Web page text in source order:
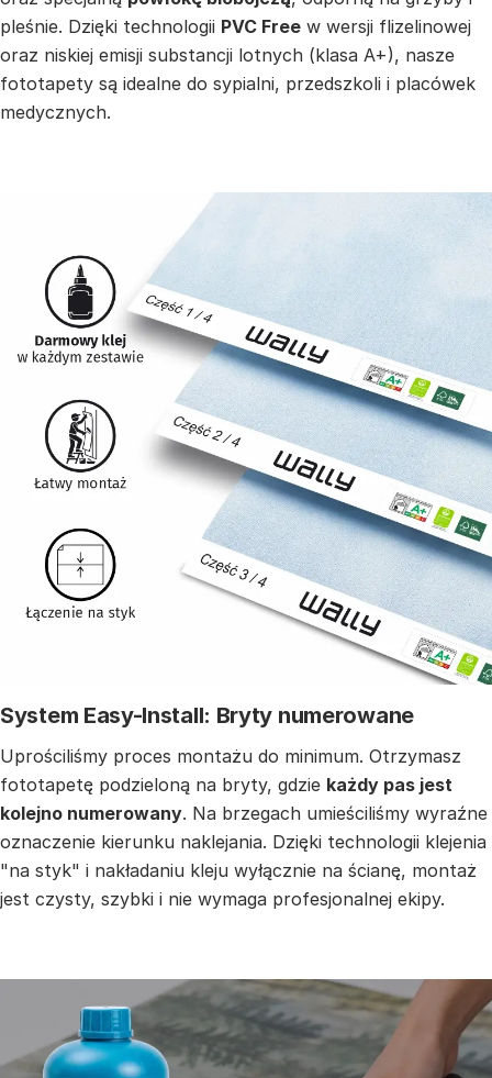
pleśnie. Dzięki technologii PVC Free w wersji flizelinowej
oraz niskiej emisji substancji lotnych (klasa A+), nasze
fototapety są idealne do sypialni, przedszkoli i placówek
medycznych.
System Easy-Install: Bryty numerowane
Uprościliśmy proces montażu do minimum. Otrzymasz
fototapetę podzieloną na bryty, gdzie każdy pas jest
kolejno numerowany. Na brzegach umieściliśmy wyraźne
oznaczenie kierunku naklejania. Dzięki technologii klejenia
"na styk" i nakładaniu kleju wyłącznie na ścianę, montaż
jest czysty, szybki i nie wymaga profesjonalnej ekipy.